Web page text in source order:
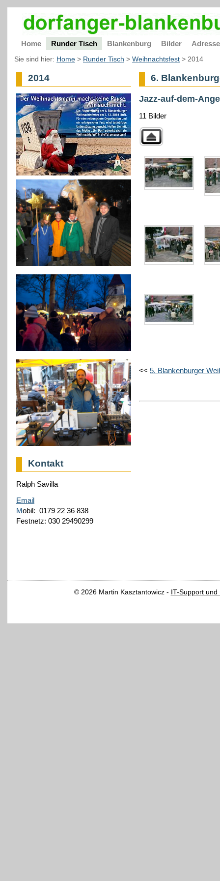
Home Runder Tisch Blankenburg Bilder
Sie sind hier: Home > Runder Tisch > Weihnachtsfest > 2014
2014
Kontakt
Ralph Savilla
Email
Mobil: 0179 22 36 838
Festnetz: 030 29490299
6.
Jazz-auf-dem-
11 Bilder
<< 5. Blankenburger
© 2026 Martin Kasztantowicz - IT-Support und